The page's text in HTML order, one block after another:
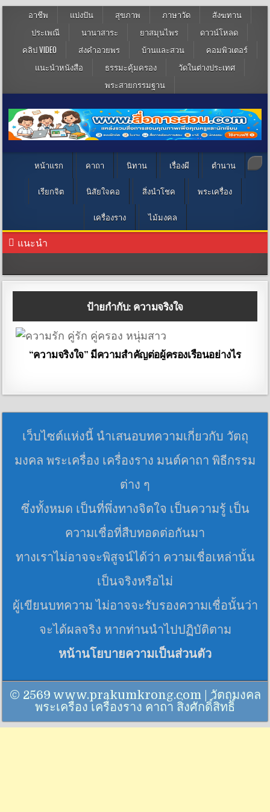
อาชีพ แบ่งปัน สุขภาพ ภาษาวัด
สังฆทาน
ประเพณี
นานาสาระ ยาสมุนไพร
ดาวน์โหลด
คลิป VIDEO
ส่งคำอวยพร บ้านและสวน
คอมพิวเตอร์
แนะนำหนังสือ
ธรรมะคุ้มครอง
วัดในต่างประเทศ
พระสายกรรมฐาน
หน้าแรก คาถา นิทาน เรื่องผี ตำนาน
เรียกจิต นิสัยใจคอ สิ่งนำโชค พระเครื่อง
เครื่องราง ไม้มงคล
แนะนำ
ป้ายกำกับ: ความจริงใจ
“ความจริงใจ” มีความสำคัญต่อผู้ครองเรือนอย่างไร
เว็บไซต์แห่งนี้ นำเสนอบทความเกี่ยวกับ วัตถุ
มงคล พระเครื่อง เครื่องราง มนต์คาถา พิธีกรรม
ต่าง ๆ
ซึ่งทั้งหมด เป็นที่พึ่งทางจิตใจ เป็นความรู้ เป็น
ความเชื่อที่สืบทอดต่อกันมา
ทางเราไม่อาจจะพิสูจน์ได้ว่า ความเชื่อเหล่านั้น
เป็นจริงหรือไม่
ผู้เขียนบทความ ไม่อาจจะรับรองความเชื่อนั้นว่า
จะได้ผลจริง หากท่านนำไปปฏิบัติตาม
หน้านโยบายความเป็นส่วนตัว
© 2569 www.prakumkrong.com | วัตถุมงคล
พระเครื่อง เครื่องราง คาถา สิ่งศักดิ์สิทธิ์